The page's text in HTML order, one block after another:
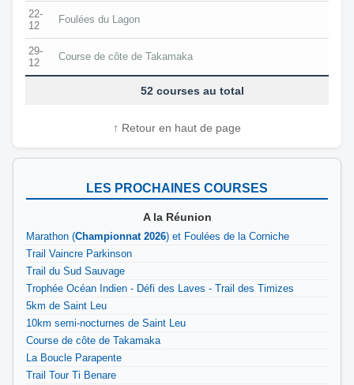
LES PROCHAINES COURSES
A la Réunion
Marathon (Championnat 2026) et Foulées de la Corniche
Trail Vaincre Parkinson
Trail du Sud Sauvage
Trophée Océan Indien - Défi des Laves - Trail des Timizes
5km de Saint Leu
10km semi-nocturnes de Saint Leu
Course de côte de Takamaka
La Boucle Parapente
Trail Tour Ti Benare
22-
12
Foulées du Lagon
29-
12
Course de côte de Takamaka
52 courses au total
↑ Retour en haut de page